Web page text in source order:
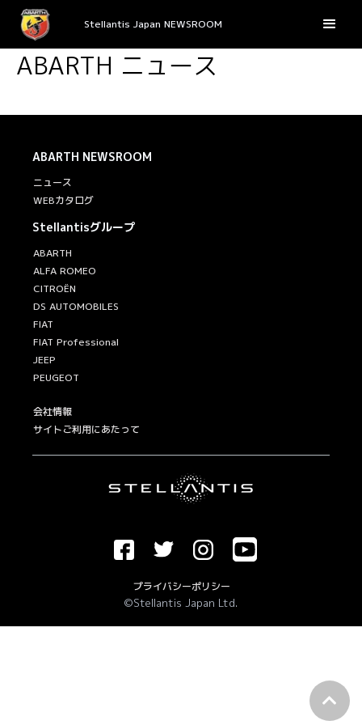
Stellantis Japan NEWSROOM
ABARTH ニュース
ABARTH NEWSROOM
ニュース
WEBカタログ
Stellantisグループ
ABARTH
ALFA ROMEO
CITROËN
DS AUTOMOBILES
FIAT
FIAT Professional
JEEP
PEUGEOT
会社情報
サイトご利用にあたって
©Stellantis Japan Ltd.
プライバシーポリシー